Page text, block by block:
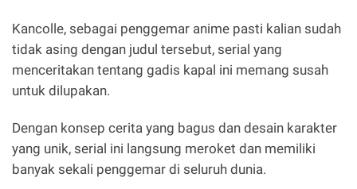
Kancolle, sebagai penggemar anime pasti kalian sudah
tidak asing dengan judul tersebut, serial yang
menceritakan tentang gadis kapal ini memang susah
untuk dilupakan.
Dengan konsep cerita yang bagus dan desain karakter
yang unik, serial ini langsung meroket dan memiliki
banyak sekali penggemar di seluruh dunia.